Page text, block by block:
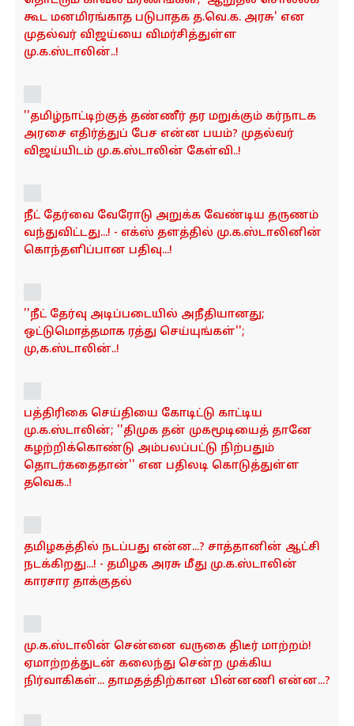
கூட மனமிரங்காத படுபாதக த.வெ.க. அரசு' என
முதல்வர் விஜய்யை விமர்சித்துள்ள
மு.க.ஸ்டாலின்..!
''தமிழ்நாட்டிற்குத் தண்ணீர் தர மறுக்கும் கர்நாடக
அரசை எதிர்த்துப் பேச என்ன பயம்? முதல்வர்
விஜய்யிடம் மு.க.ஸ்டாலின் கேள்வி..!
நீட் தேர்வை வேரோடு அறுக்க வேண்டிய தருணம்
வந்துவிட்டது...! - எக்ஸ் தளத்தில் மு.க.ஸ்டாலினின்
கொந்தளிப்பான பதிவு...!
''நீட் தேர்வு அடிப்படையில் அநீதியானது;
ஒட்டுமொத்தமாக ரத்து செய்யுங்கள்'';
மு,க.ஸ்டாலின்..!
பத்திரிகை செய்தியை கோடிட்டு காட்டிய
மு.க.ஸ்டாலின்; ''திமுக தன் முகமூடியைத் தானே
கழற்றிக்கொண்டு அம்பலப்பட்டு நிற்பதும்
தொடர்கதைதான்'' என பதிலடி கொடுத்துள்ள
தவெக..!
தமிழகத்தில் நடப்பது என்ன...? சாத்தானின் ஆட்சி
நடக்கிறது...! - தமிழக அரசு மீது மு.க.ஸ்டாலின்
காரசார தாக்குதல்
மு.க.ஸ்டாலின் சென்னை வருகை திடீர் மாற்றம்!
ஏமாற்றத்துடன் கலைந்து சென்ற முக்கிய
நிர்வாகிகள்... தாமதத்திற்கான பின்னணி என்ன...?